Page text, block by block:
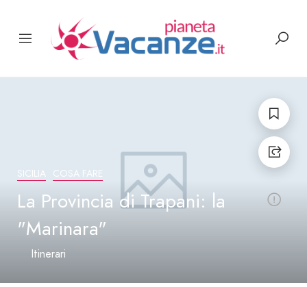
SICILIA COSA FARE
La Provincia di Trapani: la
"Marinara"
Itinerari